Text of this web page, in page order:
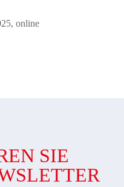
online
SIE